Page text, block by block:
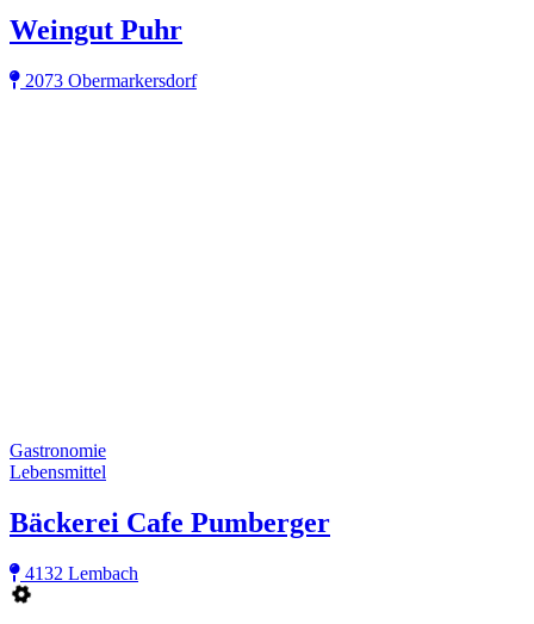
Weingut Puhr
2073 Obermarkersdorf
Gastronomie
Lebensmittel
Bäckerei Cafe Pumberger
4132 Lembach